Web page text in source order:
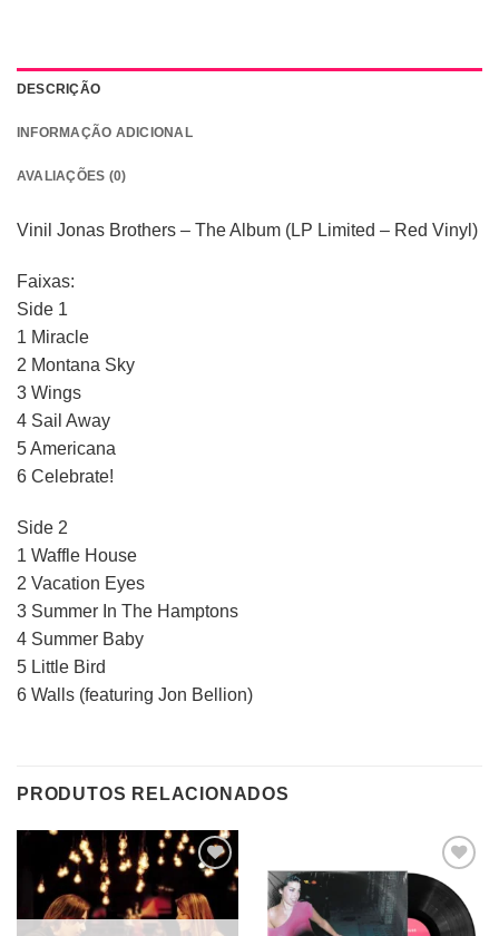
DESCRIÇÃO
INFORMAÇÃO ADICIONAL
AVALIAÇÕES (0)
Vinil Jonas Brothers – The Album (LP Limited – Red Vinyl)
Faixas:
Side 1
1 Miracle
2 Montana Sky
3 Wings
4 Sail Away
5 Americana
6 Celebrate!
Side 2
1 Waffle House
2 Vacation Eyes
3 Summer In The Hamptons
4 Summer Baby
5 Little Bird
6 Walls (featuring Jon Bellion)
PRODUTOS RELACIONADOS
Adicionar
a lista de
desejos
Adicionar
a lista de
desejos